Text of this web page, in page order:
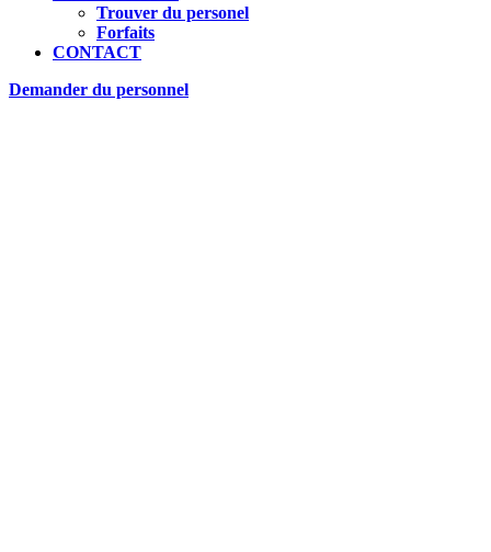
Trouver du personel
Forfaits
CONTACT
Demander du personnel